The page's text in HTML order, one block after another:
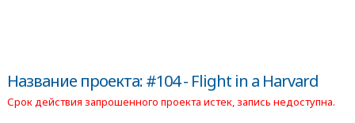
Название проекта: #104 - Flight in a Harvard
Срок действия запрошенного проекта истек, запись недоступна.